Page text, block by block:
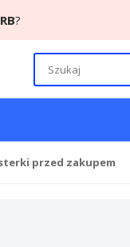
?
przed zakupem